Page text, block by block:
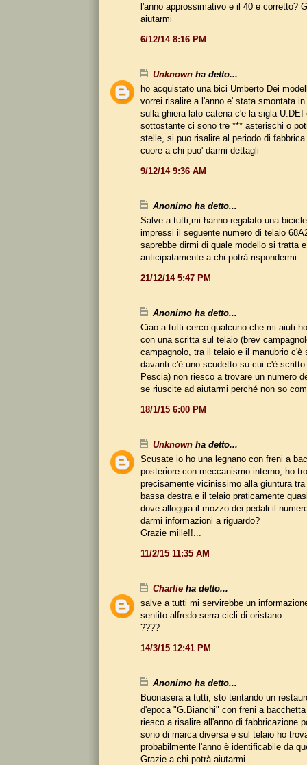
l'anno approssimativo e il 40 e corretto?
aiutarmi
6/12/14 8:16 PM
Unknown ha detto...
ho acquistato una bici Umberto Dei
vorrei risalire a l'anno e' stata smontata
sulla ghiera lato catena c'e la sigla U.DEI
sottostante ci sono tre *** asterischi o
stelle, si puo risalire al periodo di
cuore a chi puo' darmi dettagli
9/12/14 9:36 AM
Anonimo ha detto...
Salve a tutti,mi hanno regalato una
impressi il seguente numero di telaio
saprebbe dirmi di quale modello si tratta
anticipatamente a chi potrà rispondermi.
21/12/14 5:47 PM
Anonimo ha detto...
Ciao a tutti cerco qualcuno che mi aiuti
con una scritta sul telaio (brev
campagnolo, tra il telaio e il manubrio c'è
davanti c'è uno scudetto su cui c'è
Pescia) non riesco a trovare un numero
se riuscite ad aiutarmi perché non so
18/1/15 6:00 PM
Unknown ha detto...
Scusate io ho una legnano con freni a
posteriore con meccanismo interno, ho
precisamente vicinissimo alla giuntura
bassa destra e il telaio praticamente
dove alloggia il mozzo dei pedali il
darmi informazioni a riguardo?
Grazie mille!!...
11/2/15 11:35 AM
Charlie ha detto...
salve a tutti mi servirebbe un
sentito alfredo serra cicli di oristano
????
14/3/15 12:41 PM
Anonimo ha detto...
Buonasera a tutti, sto tentando un
d'epoca "G.Bianchi" con freni a
riesco a risalire all'anno di fabbricazione
sono di marca diversa e sul telaio ho
probabilmente l'anno è identificabile da
Grazie a chi potrà aiutarmi